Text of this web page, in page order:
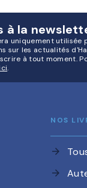
à la
uniquement utilisée
sur les actualités
à tout moment.
.
NOS
arrow_forward
arrow_forward